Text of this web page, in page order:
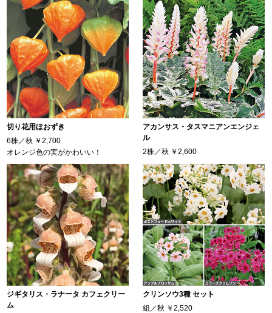
切り花用ほおずき
6株／秋 ￥2,700
オレンジ色の実がかわいい！
アカンサス・タスマニアンエンジェ
ル
2株／秋 ￥2,600
ジギタリス・ラナータ カフェクリー
ム
クリンソウ3種 セット
組／秋 ￥2,520